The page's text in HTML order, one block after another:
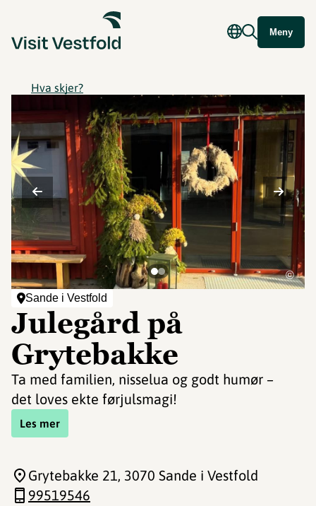
Meny
Hva skjer?
Sande i Vestfold
Julegård på
Grytebakke
Ta med familien, nisselua og godt humør –
det loves ekte førjulsmagi!
Les mer
©
Grytebakke 21, 3070 Sande i Vestfold
99519546